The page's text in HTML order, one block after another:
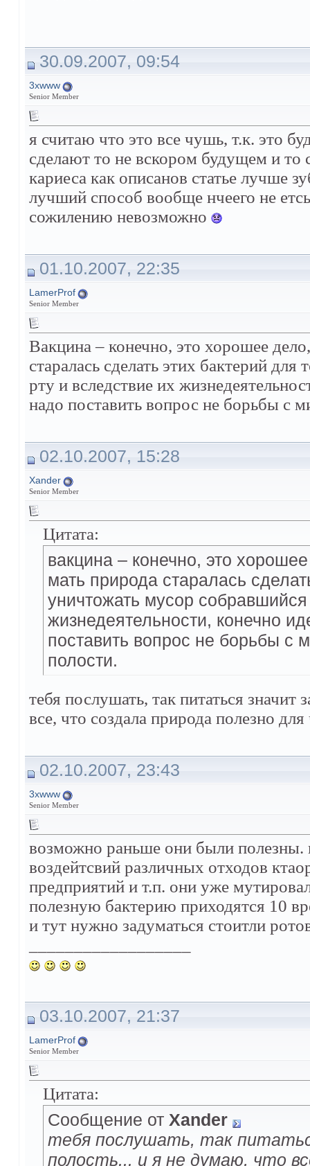
30.09.2007, 09:54
3xwww
Senior Member
я считаю что это все чушь, т.к. это
сделают то не вскором будущем и
кариеса как описанов статье лучше
лучший способ вообще нчеего не
сожилению невозможно
01.10.2007, 22:35
LamerProf
Senior Member
Вакцина – конечно, это хорошее
старалась сделать этих бактерий
рту и вследствие их
надо поставить вопрос не борьбы с
02.10.2007, 15:28
Xander
Senior Member
Цитата:
вакцина – конечно, это
мать природа старалась
уничтожать мусор
жизнедеятельности, конечно
поставить вопрос не борьбы с
полости.
тебя послушать, так питаться
все, что создала природа полезно для
02.10.2007, 23:43
3xwww
Senior Member
возможно раньше они были полезны.
воздейтсвий различных отходов
предприятий и т.п. они уже
полезную бактерию приходятся 10
и тут нужно задуматься стоитли
03.10.2007, 21:37
LamerProf
Senior Member
Цитата:
Сообщение от Xander
тебя послушать, так
полость... и я не думаю, что